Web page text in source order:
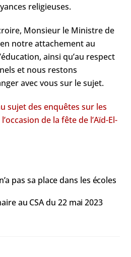
religieuses.
Monsieur le Ministre de
notre attachement au
ainsi qu’au respect
et nous restons
avec vous sur le sujet.
sujet des enquêtes sur les
de la fête de l’Aïd-El-
pas sa place dans les écoles
au CSA du 22 mai 2023